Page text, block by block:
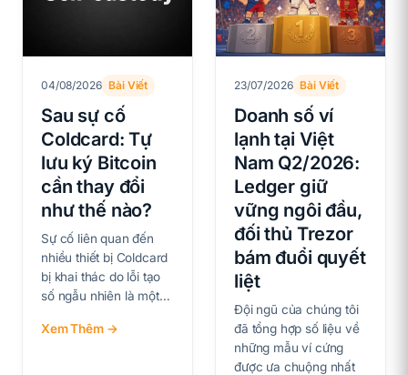
04/08/2026 Bài Viết
Sau sự cố
Coldcard: Tự
lưu ký Bitcoin
cần thay đổi
như thế nào?
Sự cố liên quan đến
nhiều thiết bị Coldcard
bị khai thác do lỗi tạo
số ngẫu nhiên là một…
Xem Thêm →
23/07/2026 Bài Viết
Doanh số ví
lạnh tại Việt
Nam Q2/2026:
Ledger giữ
vững ngôi đầu,
đối thủ Trezor
bám đuổi quyết
liệt
Đội ngũ của chúng tôi
đã tổng hợp số liệu về
những mẫu ví cứng
được ưa chuộng nhất